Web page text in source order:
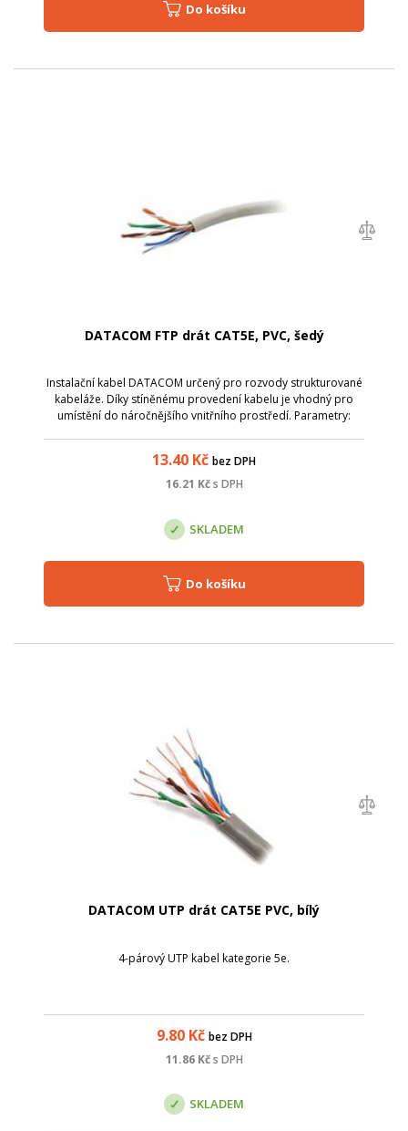
Do košíku
DATACOM FTP drát CAT5E, PVC, šedý
Instalační kabel DATACOM určený pro rozvody strukturované
kabeláže. Díky stíněnému provedení kabelu je vhodný pro
umístění do náročnějšího vnitřního prostředí. Parametry:
13.40 Kč bez DPH
16.21 Kč s DPH
SKLADEM
Do košíku
DATACOM UTP drát CAT5E PVC, bílý
4-párový UTP kabel kategorie 5e.
9.80Kč bez DPH
11.86Kč s DPH
SKLADEM